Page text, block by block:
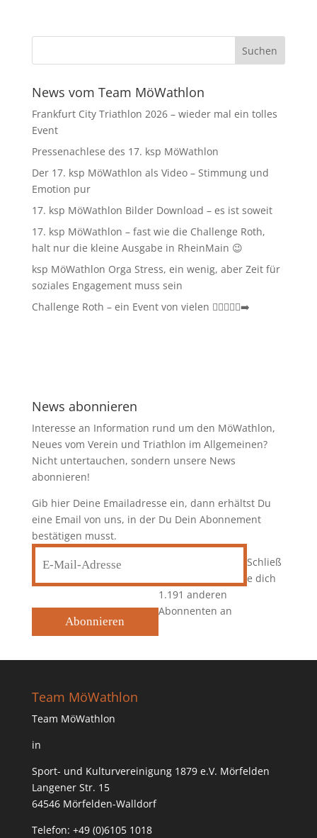
News vom Team MöWathlon
Frankfurt City Triathlon 2026 – wieder mal ein tolles
Event
Pressenachlese des 17. ksp MöWathlon
Der 17. ksp MöWathlon als Video – Stimmung und
Emotion pur
17. ksp MöWathlon Bilder Download – es ist soweit
17. ksp MöWathlon – fast wie die Challenge Roth,
halt nur die kleine Ausgabe in RheinMain 😉
ksp MöWathlon Orga Stress, ein wenig, aber Zeit für
soziales Engagement muss sein
Challenge Roth – ein Event von vielen 🏊‍♀️🚴‍♂️🏃‍➡️
News abonnieren
Interesse an Information rund um den MöWathlon,
Neues vom Verein und Triathlon im Allgemeinen?
Nicht untertauchen, sondern unsere News
abonnieren!
Gib hier Deine Emailadresse ein, dann erhältst Du
eine Email von uns, in der Du Dein Abonnement
bestätigen musst.
E-
Mail-
Adresse
Abonnieren
Schließ
e dich
1.191 anderen
Abonnenten an
Team MöWathlon
Team MöWathlon
in
Sport- und Kulturvereinigung 1879 e.V. Mörfelden
Langener Str. 15
64546 Mörfelden-Walldorf
Telefon: +49 (0)6105 1018